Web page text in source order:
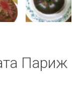
Париж